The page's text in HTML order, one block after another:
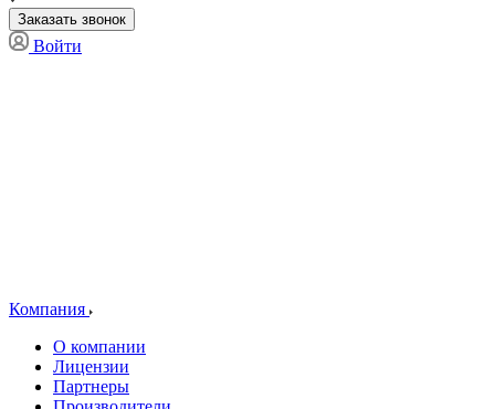
Заказать звонок
Войти
Компания
О компании
Лицензии
Партнеры